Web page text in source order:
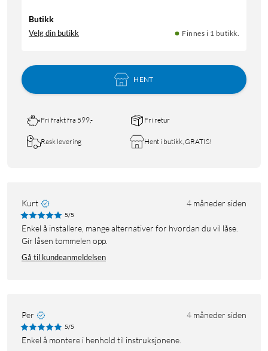
Butikk
Velg din butikk Finnes i 1 butikk.
HENT
Fri frakt fra 599,- Fri retur
Rask levering Hent i butikk, GRATIS!
Kurt 4 måneder siden
5/5
Enkel å installere, mange alternativer for hvordan du vil låse.
Gir låsen tommelen opp.
Gå til kundeanmeldelsen
Per 4 måneder siden
5/5
Enkel å montere i henhold til instruksjonene.